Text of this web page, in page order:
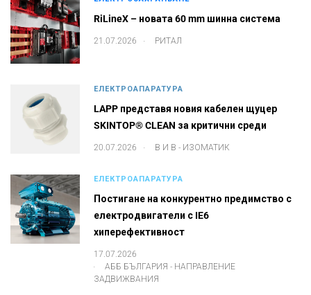
RiLineX – новата 60 mm шинна система
21.07.2026 РИТАЛ
ЕЛЕКТРОАПАРАТУРА
LAPP представя новия кабелен щуцер
SKINTOP® CLEAN за критични среди
20.07.2026 В И В - ИЗОМАТИК
ЕЛЕКТРОАПАРАТУРА
Постигане на конкурентно предимство с
електродвигатели с IE6
хиперефективност
17.07.2026
АББ БЪЛГАРИЯ - НАПРАВЛЕНИЕ
ЗАДВИЖВАНИЯ